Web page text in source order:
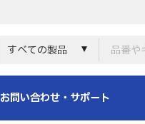
すべての製品
お問い合わせ・サポート